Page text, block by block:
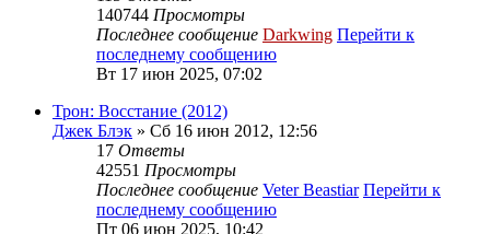
140744 Просмотры
Последнее сообщение Darkwing Перейти к
последнему сообщению
Вт 17 июн 2025, 07:02
Трон: Восстание (2012)
Джек Блэк » Сб 16 июн 2012, 12:56
17 Ответы
42551 Просмотры
Последнее сообщение Veter Beastiar Перейти к
последнему сообщению
Пт 06 июн 2025, 10:42